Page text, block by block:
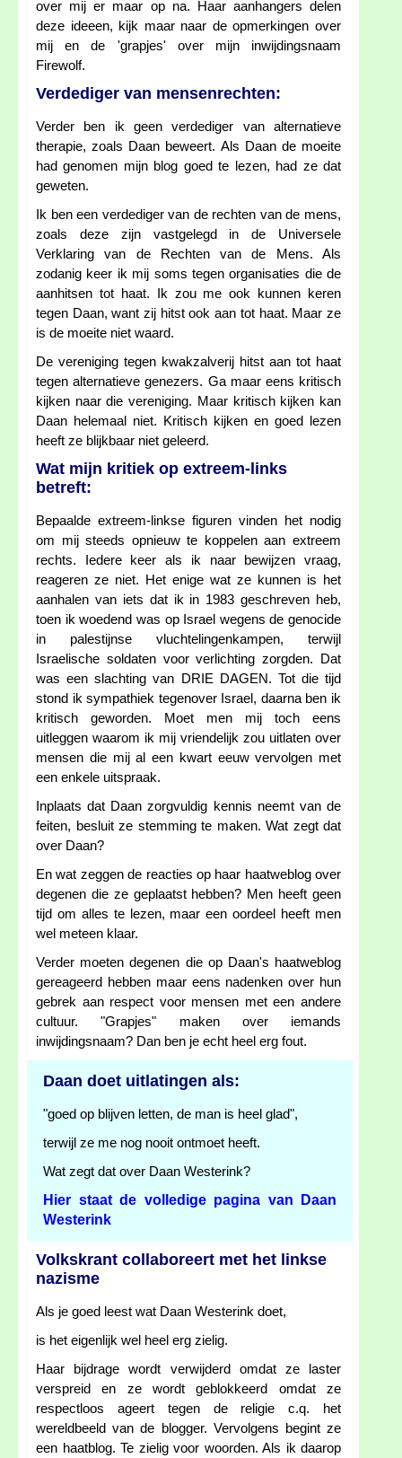
over mij er maar op na. Haar aanhangers delen
deze ideeen, kijk maar naar de opmerkingen over
mij en de 'grapjes' over mijn inwijdingsnaam
Firewolf.
Verdediger van mensenrechten:
Verder ben ik geen verdediger van alternatieve
therapie, zoals Daan beweert. Als Daan de moeite
had genomen mijn blog goed te lezen, had ze dat
geweten.
Ik ben een verdediger van de rechten van de mens,
zoals deze zijn vastgelegd in de Universele
Verklaring van de Rechten van de Mens. Als
zodanig keer ik mij soms tegen organisaties die de
aanhitsen tot haat. Ik zou me ook kunnen keren
tegen Daan, want zij hitst ook aan tot haat. Maar ze
is de moeite niet waard.
De vereniging tegen kwakzalverij hitst aan tot haat
tegen alternatieve genezers. Ga maar eens kritisch
kijken naar die vereniging. Maar kritisch kijken kan
Daan helemaal niet. Kritisch kijken en goed lezen
heeft ze blijkbaar niet geleerd.
Wat mijn kritiek op extreem-links
betreft:
Bepaalde extreem-linkse figuren vinden het nodig
om mij steeds opnieuw te koppelen aan extreem
rechts. Iedere keer als ik naar bewijzen vraag,
reageren ze niet. Het enige wat ze kunnen is het
aanhalen van iets dat ik in 1983 geschreven heb,
toen ik woedend was op Israel wegens de genocide
in palestijnse vluchtelingenkampen, terwijl
Israelische soldaten voor verlichting zorgden. Dat
was een slachting van DRIE DAGEN. Tot die tijd
stond ik sympathiek tegenover Israel, daarna ben ik
kritisch geworden. Moet men mij toch eens
uitleggen waarom ik mij vriendelijk zou uitlaten over
mensen die mij al een kwart eeuw vervolgen met
een enkele uitspraak.
Inplaats dat Daan zorgvuldig kennis neemt van de
feiten, besluit ze stemming te maken. Wat zegt dat
over Daan?
En wat zeggen de reacties op haar haatweblog over
degenen die ze geplaatst hebben? Men heeft geen
tijd om alles te lezen, maar een oordeel heeft men
wel meteen klaar.
Verder moeten degenen die op Daan's haatweblog
gereageerd hebben maar eens nadenken over hun
gebrek aan respect voor mensen met een andere
cultuur. "Grapjes" maken over iemands
inwijdingsnaam? Dan ben je echt heel erg fout.
Daan doet uitlatingen als:
"goed op blijven letten, de man is heel glad",
terwijl ze me nog nooit ontmoet heeft.
Wat zegt dat over Daan Westerink?
Hier staat de volledige pagina van Daan
Westerink
Volkskrant collaboreert met het linkse
nazisme
Als je goed leest wat Daan Westerink doet,
is het eigenlijk wel heel erg zielig.
Haar bijdrage wordt verwijderd omdat ze laster
verspreid en ze wordt geblokkeerd omdat ze
respectloos ageert tegen de religie c.q. het
wereldbeeld van de blogger. Vervolgens begint ze
een haatblog. Te zielig voor woorden. Als ik daarop